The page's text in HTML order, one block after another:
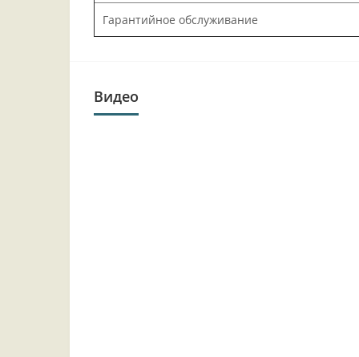
Гарантийное обслуживание
Видео